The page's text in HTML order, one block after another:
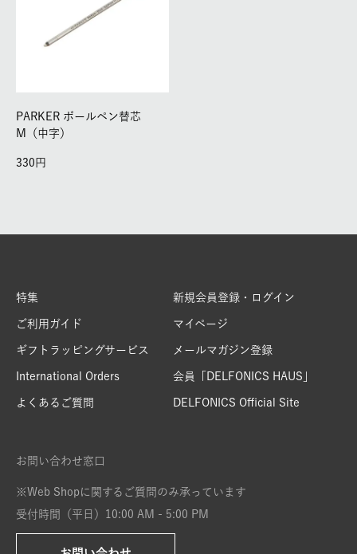
PARKER ボールペン替芯
M（中字）
330
特集
ご利用ガイド
ギフトラッピングサービス
International Orders
よくあるご質問
新規会員登録・ログイン
マイページ
メールマガジン登録
会員「DELFONICS HAUS」
DELFONICS Official Site
お問い合わせ窓口
※Web Shopに関するご質問のみ承っています
受付時間（平日）10:00 AM - 5:00 PM